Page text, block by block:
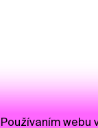
Používaním webu